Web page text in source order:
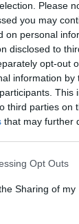
Please
you may
on personal
disclosed to
opt-out
information by
This
third parties on
that may further
app uses
usage
and its
Opt Outs
Sharing of my
Από την
στο σήμερα:
ευρωπαϊκό
ιστορία
ΗΛΙΑΣ
08/03/2026
Αναγνώριση
Α.Ο. Θήρας